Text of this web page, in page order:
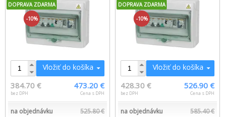
DOPRAVA ZDARMA
-10%
Vložiť do košíka
384.70 €
bez DPH
473.20 €
Cena s DPH
na objednávku 525.80 €
DOPRAVA ZDARMA
-10%
Vložiť do košíka
428.30 €
bez DPH
526.90 €
Cena s DPH
na objednávku 585.40 €